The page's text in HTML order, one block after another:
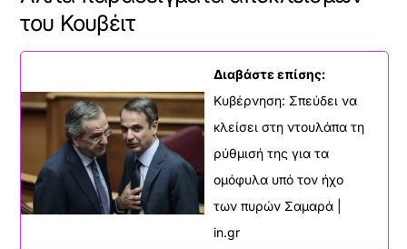
του Κουβέιτ
Διαβάστε επίσης:
Κυβέρνηση: Σπεύδει να
κλείσει στη ντουλάπα τη
ρύθμισή της για τα
ομόφυλα υπό τον ήχο
των πυρών Σαμαρά |
in.gr